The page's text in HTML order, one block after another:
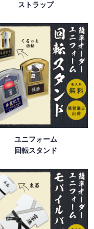
ストラップ
ユニフォーム
回転スタンド